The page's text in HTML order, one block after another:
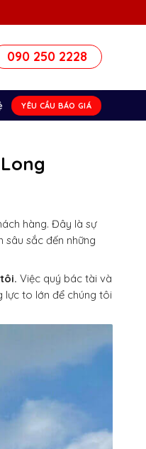
090 250 2228
YÊU CẦU BÁO GIÁ
hàng. Đây là sự
sắc đến những
Việc quý bác tài và
lực to lớn để chúng tôi